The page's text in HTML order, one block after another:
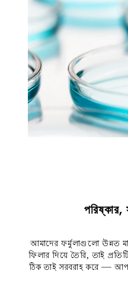
পরিষ্কার,
আমাদের ফর্মুলাগুলো উন্নত
ফিলার দিয়ে তৈরি, তাই
ঠিক তাই সরবরাহ করে —